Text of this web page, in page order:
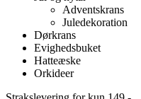
Adventskrans
Juledekoration
Dørkrans
Evighedsbuket
Hatteæske
Orkideer